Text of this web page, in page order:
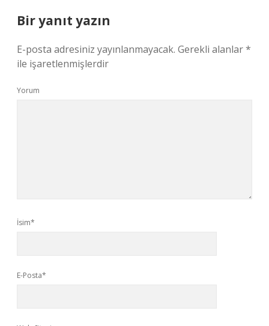
Bir yanıt yazın
E-posta adresiniz yayınlanmayacak. Gerekli alanlar*
ile işaretlenmişlerdir
Yorum
İsim*
E-Posta*